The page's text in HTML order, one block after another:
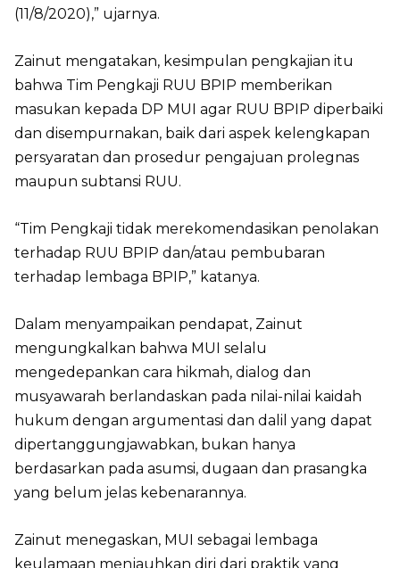
(11/8/2020),” ujarnya.
Zainut mengatakan, kesimpulan pengkajian itu
bahwa Tim Pengkaji RUU BPIP memberikan
masukan kepada DP MUI agar RUU BPIP diperbaiki
dan disempurnakan, baik dari aspek kelengkapan
persyaratan dan prosedur pengajuan prolegnas
maupun subtansi RUU.
“Tim Pengkaji tidak merekomendasikan penolakan
terhadap RUU BPIP dan/atau pembubaran
terhadap lembaga BPIP,” katanya.
Dalam menyampaikan pendapat, Zainut
mengungkalkan bahwa MUI selalu
mengedepankan cara hikmah, dialog dan
musyawarah berlandaskan pada nilai-nilai kaidah
hukum dengan argumentasi dan dalil yang dapat
dipertanggungjawabkan, bukan hanya
berdasarkan pada asumsi, dugaan dan prasangka
yang belum jelas kebenarannya.
Zainut menegaskan, MUI sebagai lembaga
keulamaan menjauhkan diri dari praktik yang